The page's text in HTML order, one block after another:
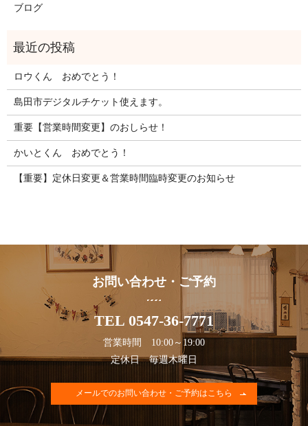
ブログ
ロウくん おめでとう！
島田市デジタルチケット使えます。
重要【営業時間変更】のおしらせ！
かいとくん おめでとう！
【重要】定休日変更＆営業時間臨時変更のお知らせ
お問い合わせ・ご予約
TEL 0547-36-7771
営業時間 10:00～19:00
定休日 毎週木曜日
メールでのお問い合わせ・ご予約はこちら